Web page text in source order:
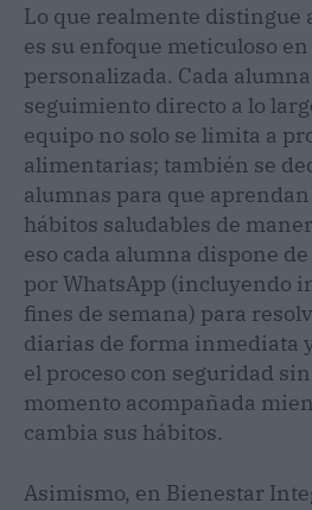
Lo que realmente distingue
es su enfoque meticuloso
personalizada. Cada
seguimiento directo a lo
equipo no solo se limita a
alimentarias; también se
alumnas para que
hábitos saludables de
eso cada alumna dispone
por WhatsApp (incluyendo
fines de semana) para
diarias de forma inmediata
el proceso con seguridad
momento acompañada
cambia sus hábitos.
Asimismo, en Bienestar